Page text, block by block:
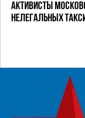
АКТИВИСТЫ
НЕЛЕГАЛЬНЫХ